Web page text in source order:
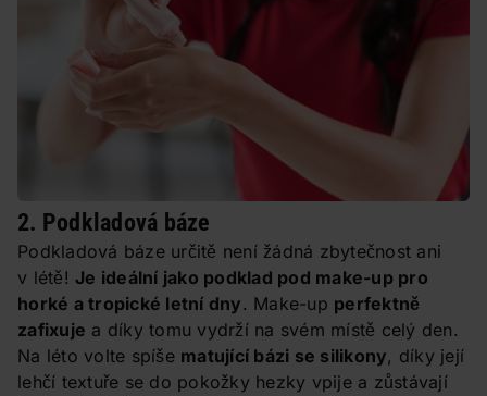
2. Podkladová báze
Podkladová báze určitě není žádná zbytečnost ani
v létě! Je ideální jako podklad pod make-up pro
horké a tropické letní dny. Make-up perfektně
zafixuje a díky tomu vydrží na svém místě celý den.
Na léto volte spíše matující bázi se silikony, díky její
lehčí textuře se do pokožky hezky vpije a zůstávají